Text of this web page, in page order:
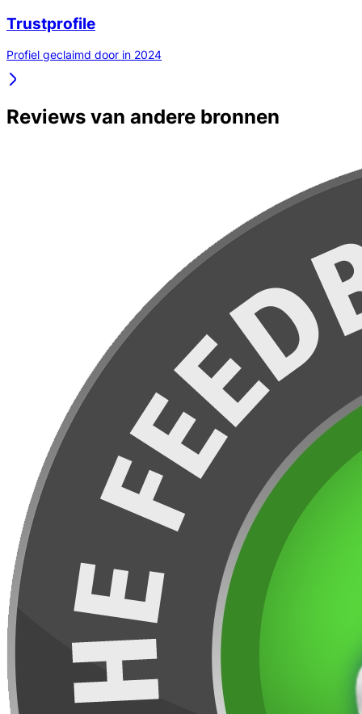
Trustprofile
Profiel geclaimd door in 2024
Reviews van andere bronnen